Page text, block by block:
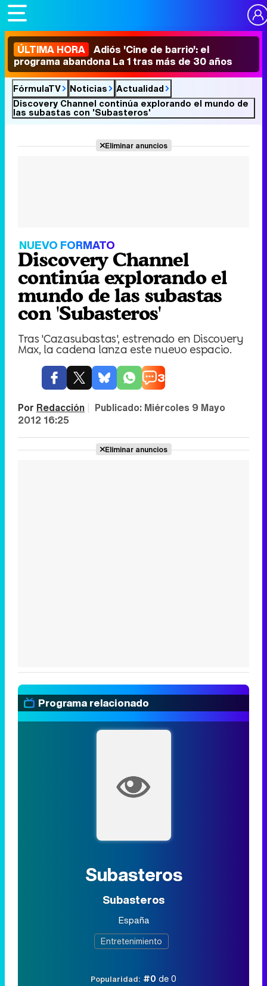
ÚLTIMA HORA Adiós 'Cine de barrio': el
programa abandona La 1 tras más de 30 años
FórmulaTV Noticias
Actualidad
Discovery Channel continúa explorando el mundo de
las subastas con 'Subasteros'
Eliminar anuncios
NUEVO FORMATO
Discovery Channel
continúa explorando el
mundo de las subastas
con 'Subasteros'
Tras 'Cazasubastas', estrenado en Discovery
Max, la cadena lanza este nuevo espacio.
3
Por Redacción | Publicado: Miércoles 9 Mayo
2012 16:25
Eliminar anuncios
Programa relacionado
Subasteros
Subasteros
España
Entretenimiento
Popularidad: #0 de 0